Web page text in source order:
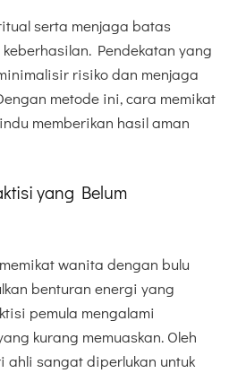
serta menjaga batas
Pendekatan yang
risiko dan menjaga
metode ini, cara memikat
memberikan hasil aman
yang Belum
wanita dengan bulu
benturan energi yang
pemula mengalami
kurang memuaskan. Oleh
ahli sangat diperlukan untuk